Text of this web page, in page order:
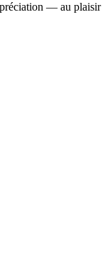
— au plaisir